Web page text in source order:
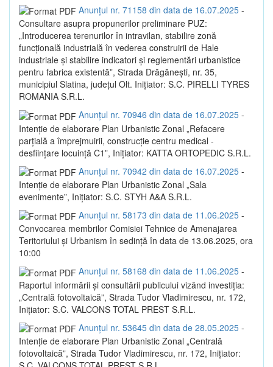
Anunțul nr. 71158 din data de 16.07.2025 -
Consultare asupra propunerilor preliminare PUZ:
„Introducerea terenurilor în intravilan, stabilire zonă
funcțională industrială în vederea construirii de Hale
industriale și stabilire indicatori și reglementări urbanistice
pentru fabrica existentă”, Strada Drăgănești, nr. 35,
municipiul Slatina, județul Olt. Inițiator: S.C. PIRELLI TYRES
ROMANIA S.R.L.
Anunțul nr. 70946 din data de 16.07.2025 -
Intenție de elaborare Plan Urbanistic Zonal „Refacere
parțială a împrejmuirii, construcție centru medical -
desființare locuință C1”, Inițiator: KATTA ORTOPEDIC S.R.L.
Anunțul nr. 70942 din data de 16.07.2025 -
Intenție de elaborare Plan Urbanistic Zonal „Sala
evenimente”, Inițiator: S.C. STYH A&A S.R.L.
Anunțul nr. 58173 din data de 11.06.2025 -
Convocarea membrilor Comisiei Tehnice de Amenajarea
Teritoriului și Urbanism în sedință în data de 13.06.2025, ora
10:00
Anunțul nr. 58168 din data de 11.06.2025 -
Raportul informării și consultării publicului vizând investiția:
„Centrală fotovoltaică”, Strada Tudor Vladimirescu, nr. 172,
Inițiator: S.C. VALCONS TOTAL PREST S.R.L.
Anunțul nr. 53645 din data de 28.05.2025 -
Intenție de elaborare Plan Urbanistic Zonal „Centrală
fotovoltaică”, Strada Tudor Vladimirescu, nr. 172, Inițiator: